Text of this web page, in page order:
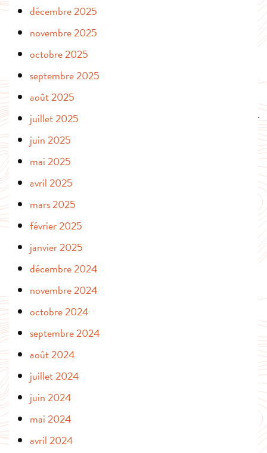
décembre 2025
novembre 2025
octobre 2025
septembre 2025
août 2025
juillet 2025
juin 2025
mai 2025
avril 2025
mars 2025
février 2025
janvier 2025
décembre 2024
novembre 2024
octobre 2024
septembre 2024
août 2024
juillet 2024
juin 2024
mai 2024
avril 2024